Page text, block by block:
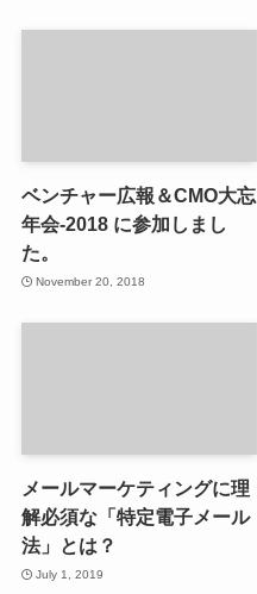
ベンチャー広報＆CMO大忘
年会-2018 に参加しまし
た。
November 20, 2018
メールマーケティングに理
解必須な「特定電子メール
法」とは？
July 1, 2019